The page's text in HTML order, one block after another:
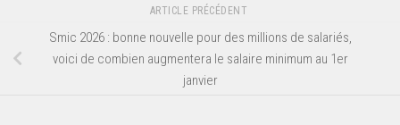
ARTICLE PRÉCÉDENT
Smic 2026 : bonne nouvelle pour des millions de salariés,
voici de combien augmentera le salaire minimum au 1er
janvier